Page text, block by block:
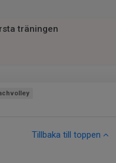
träningen
Tillbaka till toppen